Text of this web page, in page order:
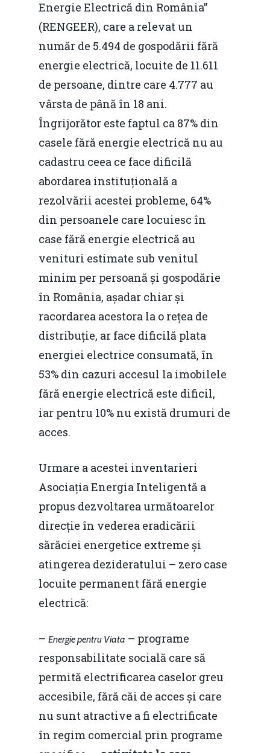
Energie Electrică din România”
(RENGEER), care a relevat un
număr de 5.494 de gospodării fără
energie electrică, locuite de 11.611
de persoane, dintre care 4.777 au
vârsta de până în 18 ani.
Îngrijorător este faptul ca 87% din
casele fără energie electrică nu au
cadastru ceea ce face dificilă
abordarea instituțională a
rezolvării acestei probleme, 64%
din persoanele care locuiesc în
case fără energie electrică au
venituri estimate sub venitul
minim per persoană și gospodărie
în România, așadar chiar și
racordarea acestora la o rețea de
distribuție, ar face dificilă plata
energiei electrice consumată, în
53% din cazuri accesul la imobilele
fără energie electrică este dificil,
iar pentru 10% nu există drumuri de
acces.
Urmare a acestei inventarieri
Asociația Energia Inteligentă a
propus dezvoltarea următoarelor
direcție în vederea eradicării
sărăciei energetice extreme și
atingerea dezideratului – zero case
locuite permanent fără energie
electrică:
– Energie pentru Viata – programe
responsabilitate socială care să
permită electrificarea caselor greu
accesibile, fără căi de acces și care
nu sunt atractive a fi electrificate
în regim comercial prin programe